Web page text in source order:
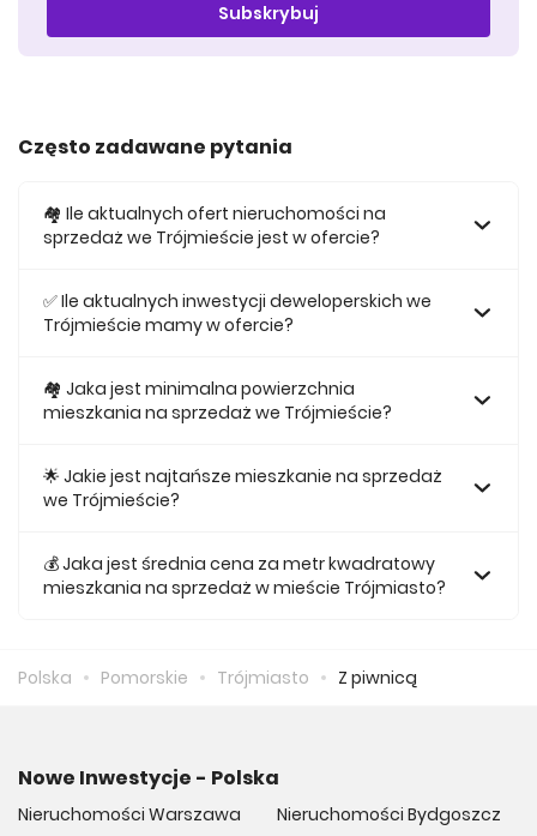
Subskrybuj
Często zadawane pytania
🏘️ Ile aktualnych ofert nieruchomości na
sprzedaż we Trójmieście jest w ofercie?
we Trójmieście.
✅ Ile aktualnych inwestycji deweloperskich we
Trójmieście mamy w ofercie?
deweloperskich we Trójmieście.
🏘 Jaka jest minimalna powierzchnia
mieszkania na sprzedaż we Trójmieście?
Trójmieście jest 25,15.
🌟 Jakie jest najtańsze mieszkanie na sprzedaż
we Trójmieście?
ofercie kosztuje 425 000 zł.
💰 Jaka jest średnia cena za metr kwadratowy
mieszkania na sprzedaż w mieście Trójmiasto?
Polska Pomorskie Trójmiasto Z piwnicą
Nowe Inwestycje - Polska
Nieruchomości Warszawa
Nieruchomości Bydgoszcz